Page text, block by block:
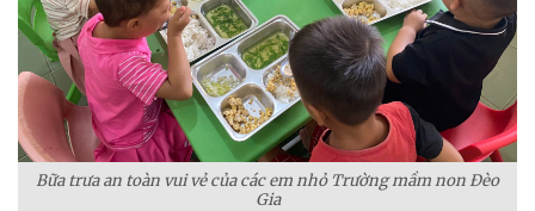
Bữa trưa an toàn vui vẻ của các em nhỏ Trường mầm non Đèo
Gia